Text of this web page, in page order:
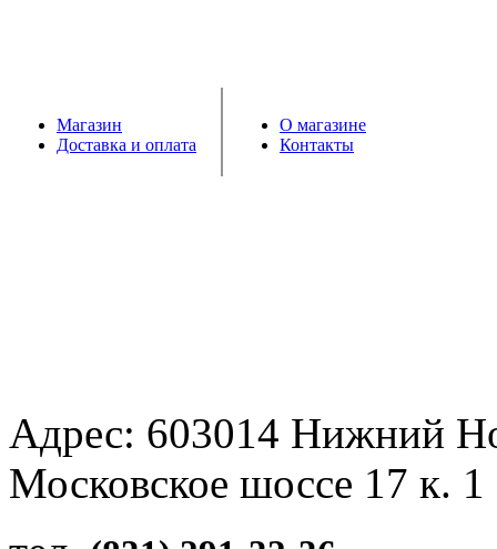
Магазин
Доставка и оплата
О магазине
Контакты
Адрес: 603014 Нижний
Московское шоссе 17 к.